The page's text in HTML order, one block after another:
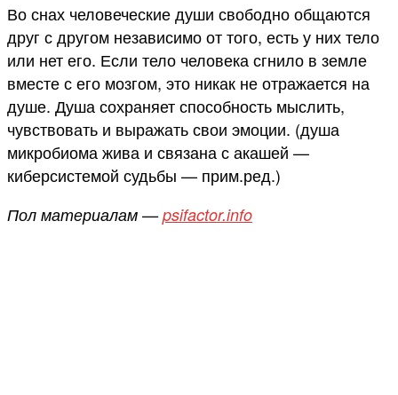
Во снах человеческие души свободно общаются
друг с другом независимо от того, есть у них тело
или нет его. Если тело человека сгнило в земле
вместе с его мозгом, это никак не отражается на
душе. Душа сохраняет способность мыслить,
чувствовать и выражать свои эмоции. (душа
микробиома жива и связана с акашей —
киберсистемой судьбы — прим.ред.)
Пол материалам —psifactor.info